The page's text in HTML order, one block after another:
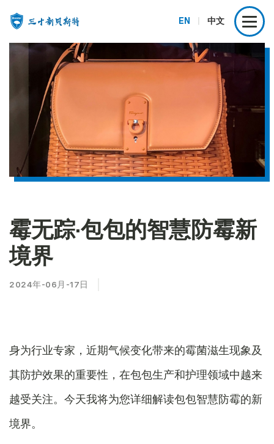
EN 中文
霉无踪·包包的智慧防霉新
境界
2024年-06月-17日
身为行业专家，近期气候变化带来的霉菌滋生现象及
其防护效果的重要性，在包包生产和护理领域中越来
越受关注。今天我将为您详细解读包包智慧防霉的新
境界。